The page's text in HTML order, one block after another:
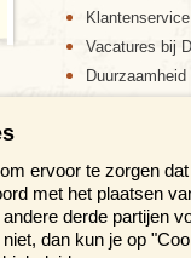
Klantenservice
Vacatures bij
Duurzaamheid
ervoor te zorgen
met het plaatsen
derde partijen
niet, dan kun je op
DE